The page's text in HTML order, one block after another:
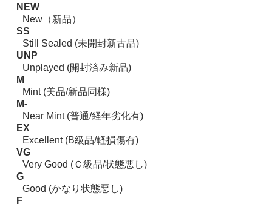
NEW
New（新品）
SS
Still Sealed (未開封新古品)
UNP
Unplayed (開封済み新品)
M
Mint (美品/新品同様)
M-
Near Mint (普通/経年劣化有)
EX
Excellent (B級品/軽損傷有)
VG
Very Good (Ｃ級品/状態悪し)
G
Good (かなり状態悪し)
F